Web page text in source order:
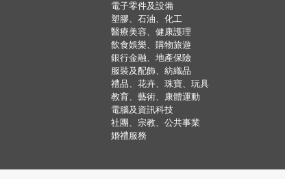
電子零件及設備
塑膠、石油、化工
醫療美容、健康護理
飲食娛樂、購物旅遊
銀行金融、地產保險
服裝及配飾、紡織品
禮品、花卉、珠寶、玩具
教育、藝術、康體運動
電腦及資訊科技
社團、宗教、公共事業
婚禮服務